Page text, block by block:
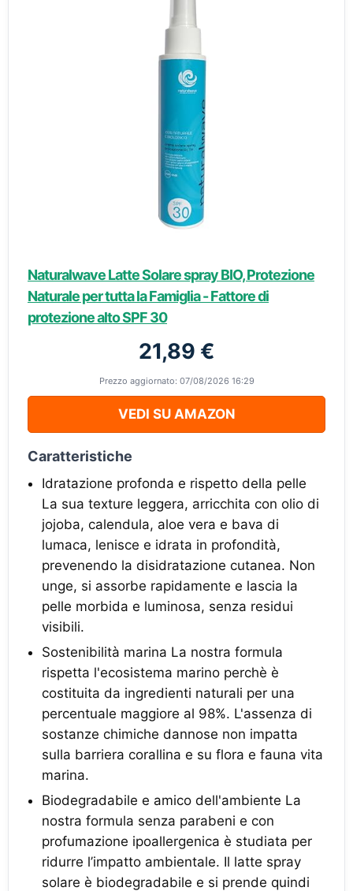
Naturalwave Latte Solare spray BIO, Protezione
Naturale per tutta la Famiglia - Fattore di
protezione alto SPF 30
21,89 €
Prezzo aggiornato: 07/08/2026 16:29
VEDI SU AMAZON
Caratteristiche
Idratazione profonda e rispetto della pelle
La sua texture leggera, arricchita con olio di
jojoba, calendula, aloe vera e bava di
lumaca, lenisce e idrata in profondità,
prevenendo la disidratazione cutanea. Non
unge, si assorbe rapidamente e lascia la
pelle morbida e luminosa, senza residui
visibili.
Sostenibilità marina La nostra formula
rispetta l'ecosistema marino perchè è
costituita da ingredienti naturali per una
percentuale maggiore al 98%. L'assenza di
sostanze chimiche dannose non impatta
sulla barriera corallina e su flora e fauna vita
marina.
Biodegradabile e amico dell'ambiente La
nostra formula senza parabeni e con
profumazione ipoallergenica è studiata per
ridurre l’impatto ambientale. Il latte spray
solare è biodegradabile e si prende quindi